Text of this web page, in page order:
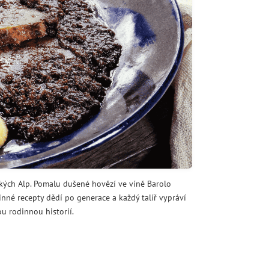
Alp. Pomalu dušené hovězí ve víně Barolo
recepty dědí po generace a každý talíř vypráví
rodinnou historií.